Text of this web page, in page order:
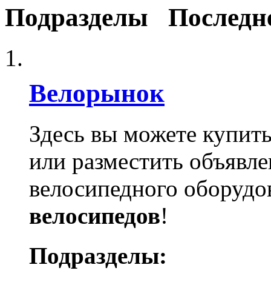
Подразделы
Велорынок
Здесь вы можете
или разместить
велосипедного
велосипедов!
Подразделы: